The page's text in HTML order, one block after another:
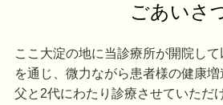
ごあいさ
ここ大淀の地に当診療所が開院し
を通じ、微力ながら患者様の健康増
父と2代にわたり診療させていただ